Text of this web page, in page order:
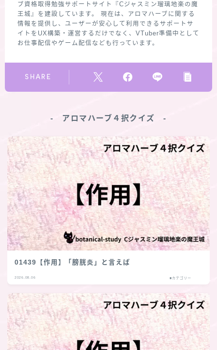
ブ資格取得勉強サポートサイト『Cジャスミン瑠璃地楽の魔
王城』を建設しています。 現在は、アロマハーブに関する
情報を提供し、ユーザーが安心して利用できるサポートサ
イトをUX構築・運営するだけでなく、VTuber準備中として
お仕事配信やゲーム配信なども行っています。
SHARE
‐ アロマハーブ４択クイズ ‐
01439【作用】「膀胱炎」と言えば
2026.08.06 ■カテゴリー